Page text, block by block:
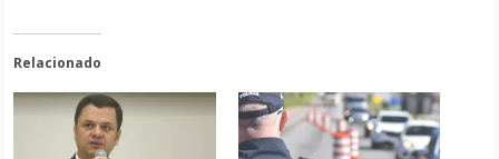
Relacionado